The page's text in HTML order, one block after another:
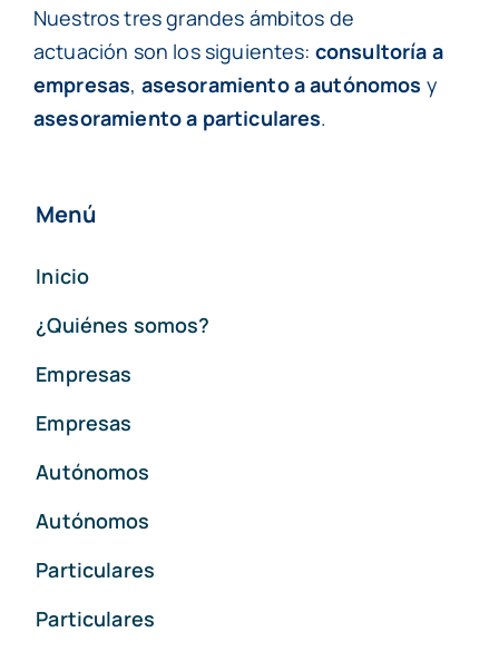
Nuestros tres grandes ámbitos de
actuación son los siguientes: consultoría a
empresas, asesoramiento a autónomos y
asesoramiento a particulares.
Menú
Inicio
¿Quiénes somos?
Empresas
Empresas
Autónomos
Autónomos
Particulares
Particulares